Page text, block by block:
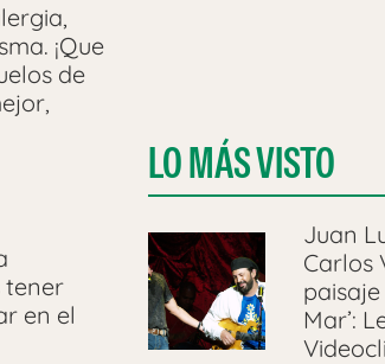
¡Que
de
tener
en el
LO MÁS VISTO
Juan
Carlos
paisaje
Mar’: